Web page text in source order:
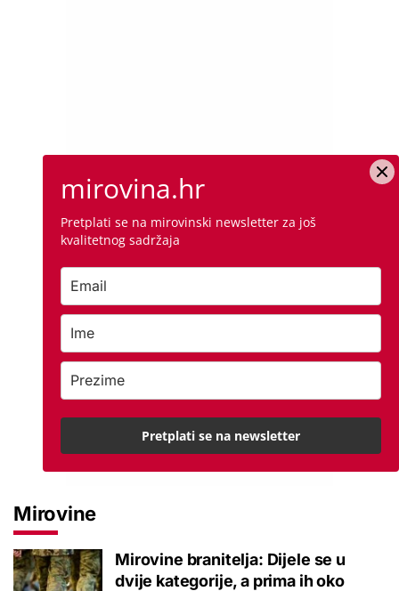
Mirovine
Mirovine branitelja: Dijele se u
dvije kategorije, a prima ih oko
mirovina.hr
Pretplati se na mirovinski newsletter za još
kvalitetnog sadržaja
Pretplati se na newsletter